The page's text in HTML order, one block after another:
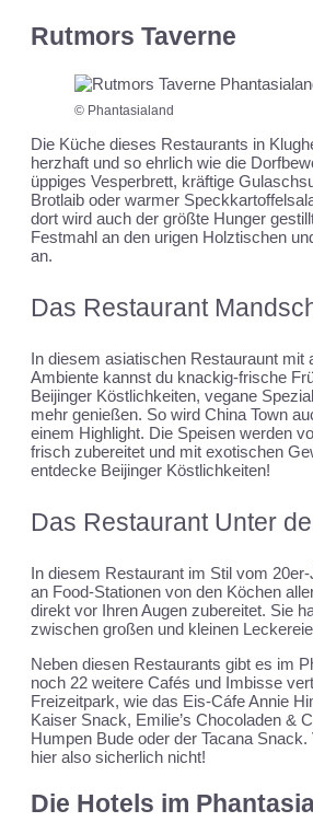
Rutmors Taverne
© Phantasialand
Die Küche dieses Restaurants in
herzhaft und so ehrlich wie die
üppiges Vesperbrett, kräftige
Brotlaib oder warmer
dort wird auch der größte Hunger
Festmahl an den urigen Holztischen
an.
Das Restaurant
In diesem asiatischen Restauraunt mit
Ambiente kannst du knackig-frische
Beijinger Köstlichkeiten, vegane
mehr genießen. So wird China Town
einem Highlight. Die Speisen werden
frisch zubereitet und mit exotischen
entdecke Beijinger Köstlichkeiten!
Das Restaurant Unter
In diesem Restaurant im Stil vom
an Food-Stationen von den Köchen
direkt vor Ihren Augen zubereitet. Sie
zwischen großen und kleinen
Neben diesen Restaurants gibt es im
noch 22 weitere Cafés und Imbisse
Freizeitpark, wie das Eis-Cáfe Annie
Kaiser Snack, Emilie’s Chocoladen &
Humpen Bude oder der Tacana
hier also sicherlich nicht!
Die Hotels im